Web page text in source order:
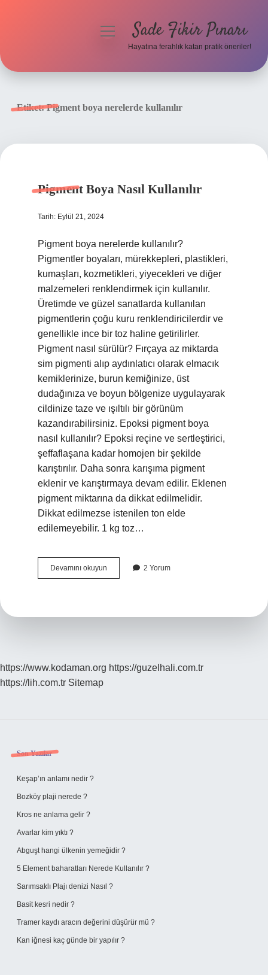
menüyüSade Fikir Pınarı
Hayatına ferahlık katan pratik öneriler!
Etiket:Pigment boya nerelerde kullanılır
Pigment Boya Nasıl Kullanılır
Tarih: Eylül 21, 2024
Pigment boya nerelerde kullanılır?
Pigmentler boyaları, mürekkepleri, plastikleri,
kumaşları, kozmetikleri, yiyecekleri ve diğer
malzemeleri renklendirmek için kullanılır.
Üretimde ve güzel sanatlarda kullanılan
pigmentlerin çoğu kuru renklendiricilerdir ve
genellikle ince bir toz haline getirilirler.
Pigment nasıl sürülür? Fırçaya az miktarda
sim pigmenti alıp aydınlatıcı olarak elmacık
kemiklerinize, burun kemiğinize, üst
dudağınıza ve boyun bölgenize uygulayarak
cildinize taze ve ışıltılı bir görünüm
kazandırabilirsiniz. Epoksi pigment boya
nasıl kullanılır? Epoksi reçine ve sertleştirici,
şeffaflaşana kadar homojen bir şekilde
karıştırılır. Daha sonra karışıma pigment
eklenir ve karıştırmaya devam edilir. Eklenen
pigment miktarına da dikkat edilmelidir.
Dikkat edilmezse istenilen ton elde
edilemeyebilir. 1 kg toz…
Devamını okuyun Pigment
Boya
2 Yorum
https://www.kodaman.org https://guzelhali.com.tr
https://lih.com.tr Sitemap
Sidebar
Son Yazılar
Keşap’ın anlamı nedir ?
Bozköy plaji nerede ?
Kros ne anlama gelir ?
Avarlar kim yıktı ?
Abguşt hangi ülkenin yemeğidir ?
5 Element baharatları Nerede Kullanılır ?
Sarımsaklı Plajı denizi Nasıl ?
Basit kesri nedir ?
Tramer kaydı aracın değerini düşürür mü ?
Kan iğnesi kaç günde bir yapılır ?